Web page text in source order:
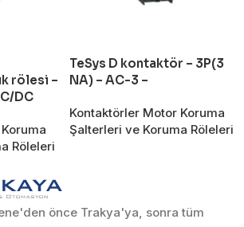
rölesi –
DC
Röleleri
TeSys D kontaktör – 3P(3
NA) – AC-3 –
Kontaktörler Motor Koruma
Şalterleri ve Koruma Röleleri
önce Trakya'ya, sonra tüm